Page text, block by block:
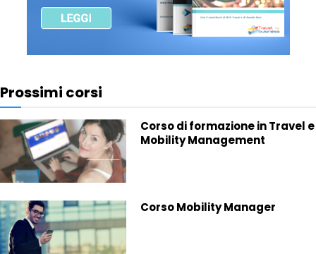
Prossimi corsi
Corso di formazione in Travel e
Mobility Management
Corso Mobility Manager